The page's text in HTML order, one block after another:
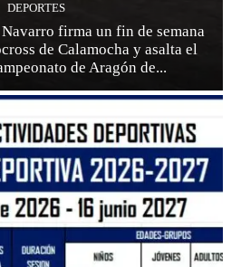
DEPORTES
firma un fin de semana
de Calamocha y asalta el
de Aragón de...